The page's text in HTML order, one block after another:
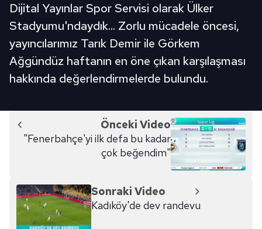
Dijital Yayınlar Spor Servisi olarak Ülker
Stadyumu'ndaydık... Zorlu mücadele öncesi,
yayıncılarımız Tarık Demir ile Görkem
Ağgündüz haftanın en öne çıkan karşılaşması
hakkında değerlendirmelerde bulundu.
Önceki Video
"Fenerbahçe'yi ilk defa bu kadar
çok beğendim"
Sonraki Video
Kadıköy'de dev randevu